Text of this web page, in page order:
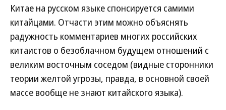
Китае на русском языке спонсируется самими
китайцами. Отчасти этим можно объяснять
радужность комментариев многих российских
китаистов о безоблачном будущем отношений с
великим восточным соседом (видные сторонники
теории желтой угрозы, правда, в основной своей
массе вообще не знают китайского языка).